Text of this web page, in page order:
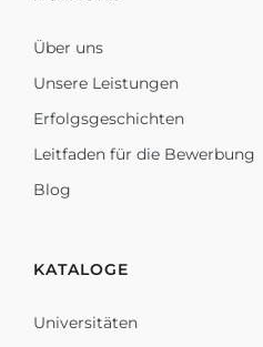
Über uns
Unsere Leistungen
Erfolgsgeschichten
Leitfaden für die Bewerbung
Blog
KATALOGE
Universitäten